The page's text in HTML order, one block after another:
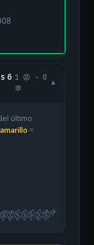
6 1 😡 · 0
💬
▾
último
amarillo =
29/0606/0713/0720/0727/0703/08
10/08